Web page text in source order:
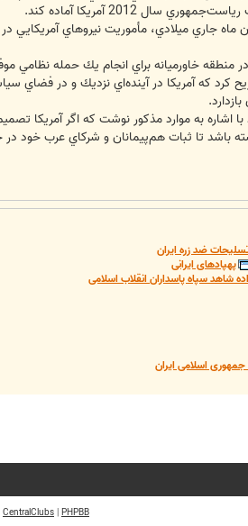
سال 2012 آمريكا آماده كند.
ماه جاري ميلادي، مأموريت نيروهاي
منطقه خاورميانه براي انجام يك حمله نظامي
كه آمريكا در آينده‌اي نزديك و در فضاي
اشاره به موارد مذكور نوشت كه اگر آمريكا
باشد تا ثبات هم‌پيمانان و شركاي عرب خود
ضد زره ایران
پهپادهای ایرانی
شاهد سپاه پاسداران انقلاب اسلامی
اسلامی ایران
PHPBB
|
CentralClubs